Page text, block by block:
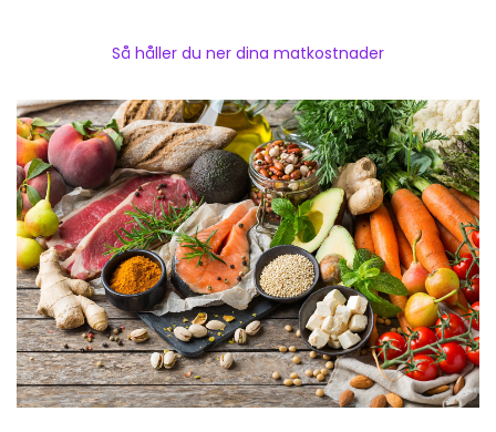
Så håller du ner dina matkostnader